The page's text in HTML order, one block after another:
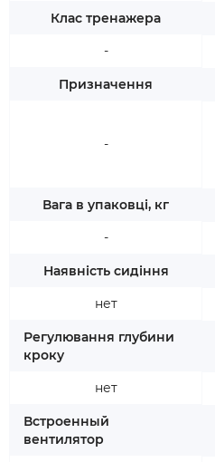
Клас тренажера
-
Призначення
-
Вага в упаковці, кг
-
Наявність сидіння
нет
Регулювання глубини
кроку
нет
Встроенный
вентилятор